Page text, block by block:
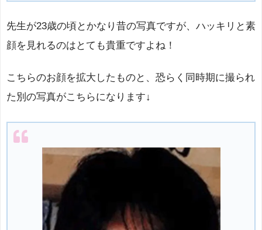
先生が23歳の頃とかなり昔の写真ですが、ハッキリと素
顔を見れるのはとても貴重ですよね！
こちらのお顔を拡大したものと、恐らく同時期に撮られ
た別の写真がこちらになります↓